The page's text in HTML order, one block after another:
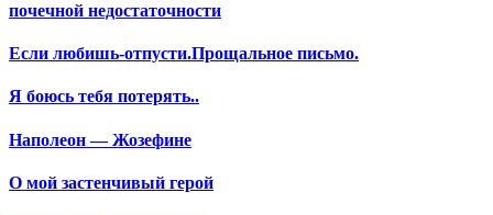
почечной недостаточности
Если любишь-отпусти.Прощальное письмо.
Я боюсь тебя потерять..
Наполеон — Жозефине
О мой застенчивый герой